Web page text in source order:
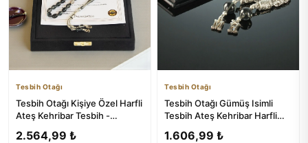
Tesbih Otağı
Tesbih Otağı Kişiye Özel Harfli
Ateş Kehribar Tesbih -
2.564,99 ₺
Tesbih Otağı
Tesbih Otağı Gümüş Isimli
Tesbih Ateş Kehribar Harfli
1.606,99 ₺